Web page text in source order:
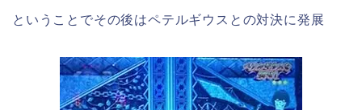
ということでその後はペテルギウスとの対決に発展